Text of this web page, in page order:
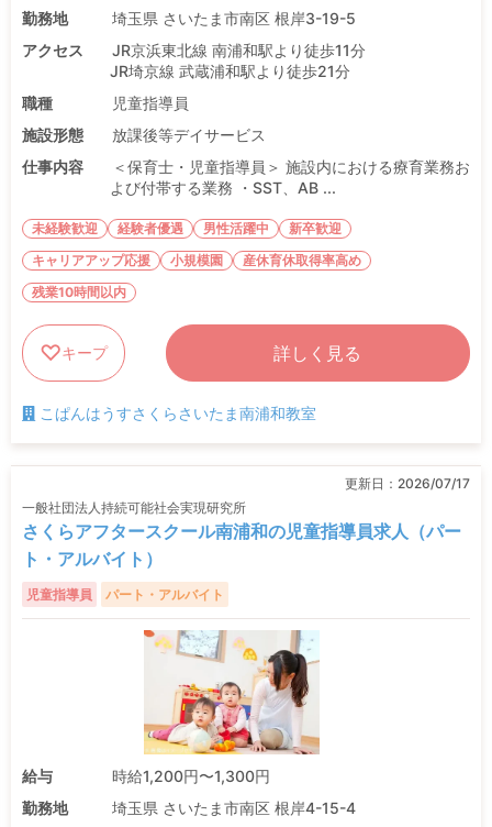
勤務地
埼玉県 さいたま市南区 根岸3-19-5
アクセス
JR京浜東北線 南浦和駅より徒歩11分
JR埼京線 武蔵浦和駅より徒歩21分
職種
児童指導員
施設形態
放課後等デイサービス
仕事内容
＜保育士・児童指導員＞ 施設内における療育業務お
よび付帯する業務 ・SST、AB ...
未経験歓迎 経験者優遇 男性活躍中
新卒歓迎
キャリアアップ応援
小規模園
産休育休取得率高め
残業10時間以内
キープ 詳しく見る
こぱんはうすさくらさいたま南浦和教室
更新日： 2026/07/17
一般社団法人持続可能社会実現研究所
さくらアフタースクール南浦和の児童指導員求人（パー
ト・アルバイト）
児童指導員 パート・アルバイト
給与
時給1,200円〜1,300円
勤務地
埼玉県 さいたま市南区 根岸4-15-4